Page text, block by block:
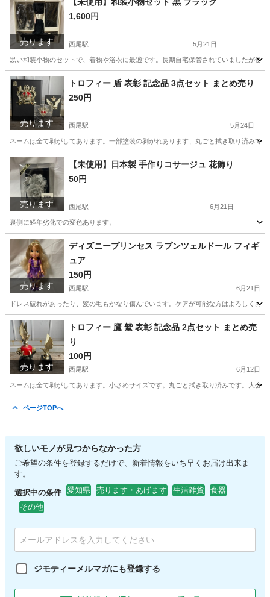
売ります
1,600円
西尾駅 5月21日
黒い和装小物のセットで、着物や浴衣に最適です。長期自宅保管されていましたが使
愛知 西尾市 着物 和装小物
売ります
トロフィー 盾 表彰 記念品 3点セット まとめ売り
250円
西尾駅 5月24日
ネームは全て剥がしてあります。一部塗装の剥がれあります、丸ごと拭き取り済みで
愛知 西尾市 西尾駅 インテリア雑貨/小物 トロフィー
売ります
【未使用】日本製 手作りコサージュ 花飾り
50円
西尾駅 6月21日
裏側に経年劣化での変色あります。
愛知 西尾市 西尾駅 小物
売ります
ディズニープリンセス ラプンツェルドール フィギ
ュア
150円
西尾駅 6月21日
ドレス破れがあったり、髪の毛もかなり傷んでいます。ケアが可能な方はよろしくお
愛知 西尾市 フィギュア
売ります
トロフィー 鷹 鷲 表彰 記念品 2点セット まとめ売
り
100円
西尾駅 6月12日
ネームは全て剥がしてあります。小さめサイズです。丸ごと拭き取り済みです。大会
ページTOPへ
欲しいモノが見つからなかった方
ご希望の条件を登録するだけで、新着情報をいち早くお届け出来ま
す。
選択中の条件 愛知県 売ります・あげます 生活雑貨
食器
その他
ジモティーメルマガにも登録する